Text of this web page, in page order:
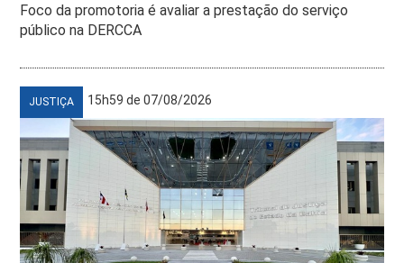
Foco da promotoria é avaliar a prestação do serviço
público na DERCCA
JUSTIÇA 15h59 de 07/08/2026